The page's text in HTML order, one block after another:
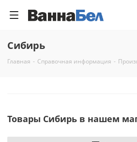
Сибирь
Главная - Справочная информация -
Товары Сибирь в нашем